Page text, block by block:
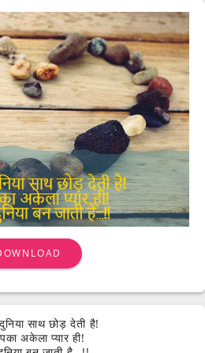
साथ छोड़ देती है!
अकेला प्यार ही!